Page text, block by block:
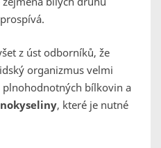
z úst odborníků, že
organizmus velmi
bílkovin a
, které je nutné